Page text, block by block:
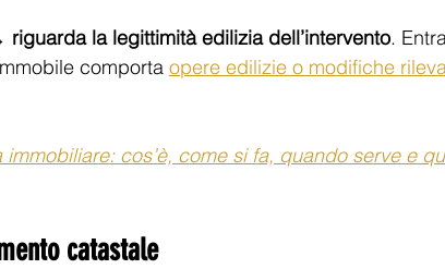
riguarda la legittimità edilizia dell’intervento.
comporta opere edilizie o modifiche
immobiliare: cos’è, come si fa, quando serve e
catastale